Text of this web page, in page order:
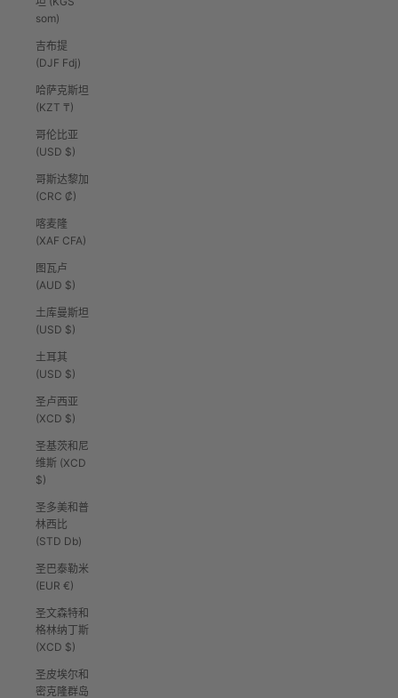
som)
吉布提
(DJF Fdj)
哈萨克斯坦
(KZT ₸)
哥伦比亚
(USD $)
哥斯达黎加
(CRC ₡)
喀麦隆
(XAF CFA)
图瓦卢
(AUD $)
土库曼斯坦
(USD $)
土耳其
(USD $)
圣卢西亚
(XCD $)
圣基茨和尼
维斯 (XCD
$)
圣多美和普
林西比
(STD Db)
圣巴泰勒米
(EUR €)
圣文森特和
格林纳丁斯
(XCD $)
圣皮埃尔和
密克隆群岛